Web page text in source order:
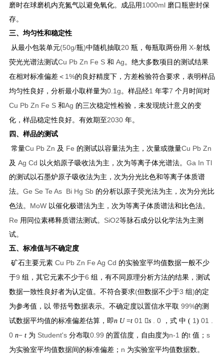
磨时在球磨机内充氮气以避免氧化。成品用 1000ml 磨口瓶密封保
存。
三、均匀性和稳定性
从最小包装单元(50g/瓶)中随机抽取 20 瓶，每瓶取两份用 X-射线
荧光光谱法测试Cu Pb Zn Fe S 和 Ag 。绝大多数项目的测试结果
在相对标准偏差＜ 1%的良好精度下，方差检验符合要求，表明样品
均匀性良好，分析最小取样量为0.1g 。样品经1 年零7 个月时间对
Cu Pb Zn Fe S 和Ag 的三次稳定性检验，未发现统计意义的变
化，样品稳定性良好。有效期至2030 年。
四、样品的测试
常量Cu Pb Zn 及 Fe 的测试以容量法为主，次量或微量Cu Pb Zn
及 Ag Cd 以火焰原子吸收法为主，次为等离子体光谱法。 Ga In Tl
的测试以石墨炉原子吸收法为主，次为分光比色和等离子体质谱
法。 Ge Se Te As Bi Hg Sb 的分析以原子荧光法为主，次为分光比
色法。 MoW 以催化极谱法为主，次为等离子体质谱法和比色法。
Re 用同位素稀释质谱法测试。 SiO2等脉石成分以化学法为主测
试。
五、标准值与不确定度
矿石主要元素 Cu Pb Zn Fe Ag Cd 的实验室平均值数据一般不少
于9 组，其它元素不少于6 组，有不同原理分析方法的结果，测试
数据一致性良好者为认定值。不符合要求(但数据不少于3 组)的定
为参考值，以 带括号数据表示。不确定度以置信水平取 99%的测
试数据平均值的标准偏差估算，即n U =t 01 s . 0 ，式 中 ( 1 ) 01 .
0 n− t 为 Student's 分布取0.99 的置信度，自由度为n-1 的t 值； s
为实验室平均值数据间的标准偏差； n 为实验室平均值数据数。